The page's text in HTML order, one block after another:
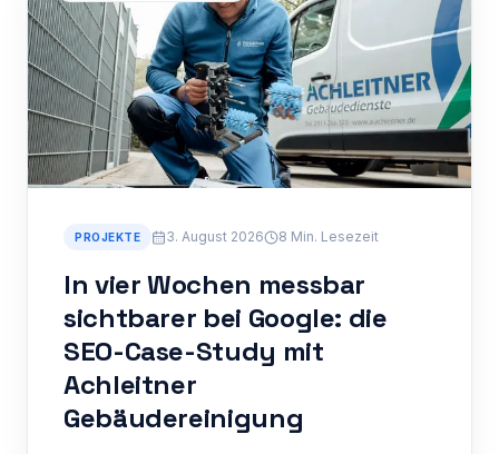
PROJEKTE 3. August 2026 8 Min. Lesezeit
In vier Wochen messbar
sichtbarer bei Google: die
SEO-Case-Study mit
Achleitner
Gebäudereinigung